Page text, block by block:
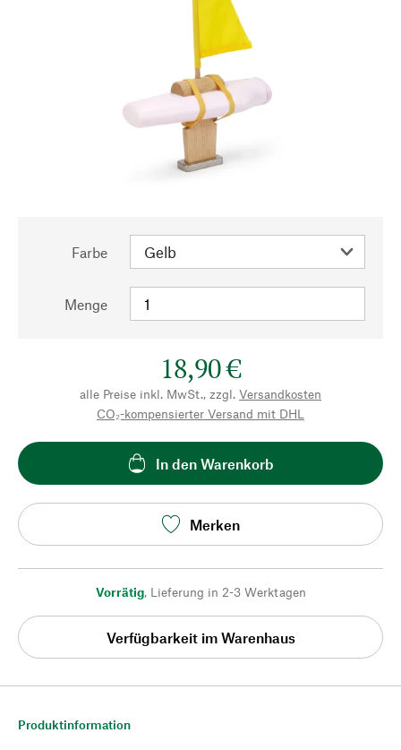
Farbe
Menge
18,90 €
alle Preise inkl. MwSt., zzgl. Versandkosten
CO₂-kompensierter Versand mit DHL
In den Warenkorb
Merken
Vorrätig, Lieferung in 2-3 Werktagen
Verfügbarkeit im Warenhaus
Produktinformation